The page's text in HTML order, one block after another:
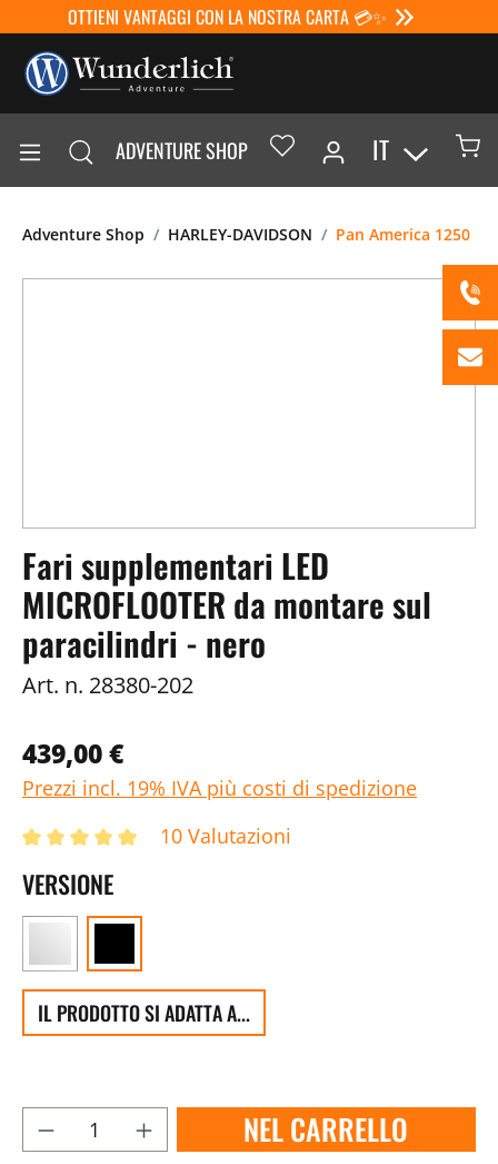
OTTIENI VANTAGGI CON LA NOSTRA CARTA 💳✨
ADVENTURE SHOP IT
Adventure Shop HARLEY-DAVIDSON Pan America 1250
Fari supplementari LED
MICROFLOOTER da montare sul
paracilindri - nero
Art. n. 28380-202
439,00 €
Prezzi incl. 19% IVA più costi di spedizione
10 Valutazioni
VERSIONE
IL PRODOTTO SI ADATTA A...
NEL CARRELLO